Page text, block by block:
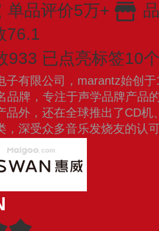
单品评价5万+
76.1
933 已点亮标签10
子有限公司，marantz始创
品牌，专注于声学品牌产品
品外，还在全球推出了CD
，深受众多音乐发烧友的认